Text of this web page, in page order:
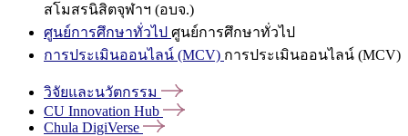
สโมสรนิสิตจุฬาฯ (อบจ.)
ศูนย์การศึกษาทั่วไป ศูนย์การศึกษาทั่วไป
การประเมินออนไลน์ (MCV) การประเมินออนไลน์ (MCV)
วิจัยและนวัตกรรม
CU Innovation Hub
Chula DigiVerse